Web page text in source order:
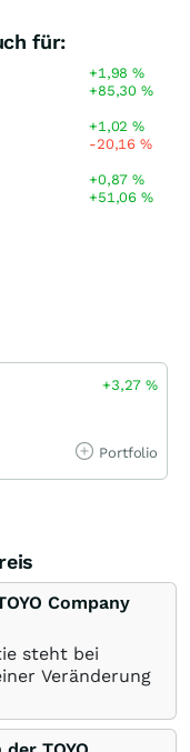
für:
+1,98%
+85,30%
+1,02%
-20,16%
+0,87%
+51,06%
+3,27%
Portfolio
Company
steht bei
Veränderung